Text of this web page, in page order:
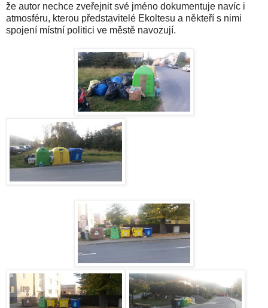
že autor nechce zveřejnit své jméno dokumentuje navíc i
atmosféru, kterou představitelé Ekoltesu a někteří s nimi
spojení místní politici ve městě navozují.